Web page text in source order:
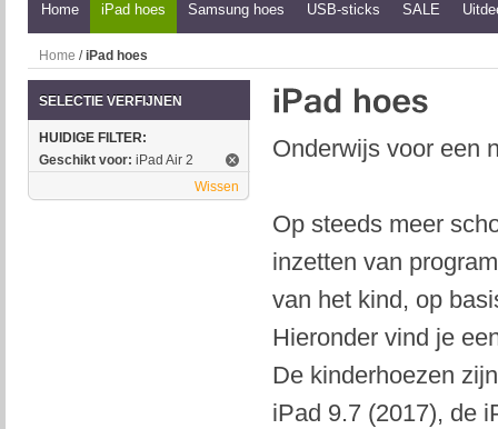
Home iPad hoes Samsung hoes USB-sticks SALE
Home /iPad hoes
Onderwijs voor een
Op steeds meer
inzetten van
van het kind, op
Hieronder vind je
De kinderhoezen
iPad 9.7 (2017), de
SELECTIE VERFIJNEN
HUIDIGE FILTER:
Geschikt voor: iPad Air 2
Wissen